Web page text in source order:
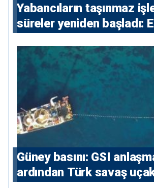
Yabancıların taşınmaz
süreler yeniden başladı:
konutlara 36 ay
Güney basını: ⁠GSI
ardından Türk savaş